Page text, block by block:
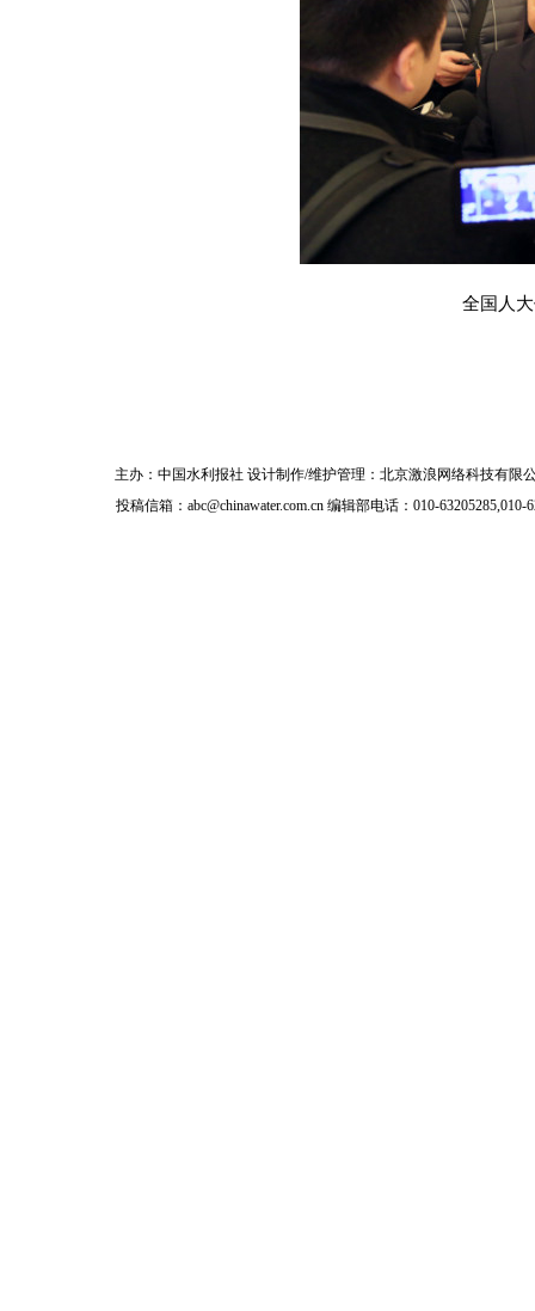
全国人
主办： 中国水利报社 设计制作/维护管理：北京激浪网络科技有限
投稿信箱：abc@chinawater.com.cn 编辑部电话：010-63205285,010-